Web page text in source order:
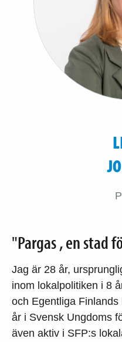
"Pargas , en stad
Jag är 28 år,
inom lokalpolitiken i 8
och Egentliga
år i Svensk Ungdoms
även aktiv i SFP:s